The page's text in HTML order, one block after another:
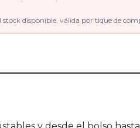
disponible, válida por tique de